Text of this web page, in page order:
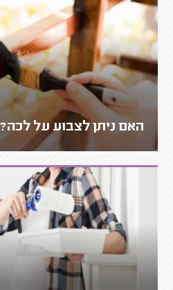
האם ניתן לצבוע על לכה?